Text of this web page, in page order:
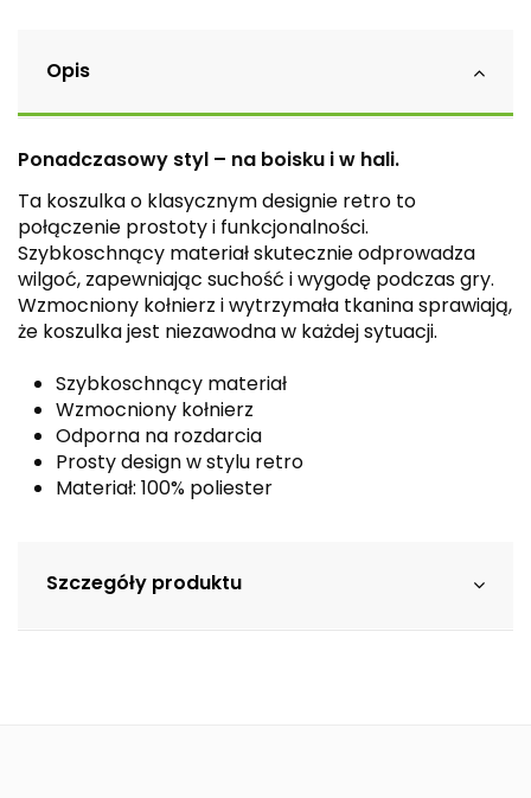
Opis
Ponadczasowy styl – na boisku i w hali.
Ta koszulka o klasycznym designie retro to
połączenie prostoty i funkcjonalności.
Szybkoschnący materiał skutecznie odprowadza
wilgoć, zapewniając suchość i wygodę podczas gry.
Wzmocniony kołnierz i wytrzymała tkanina sprawiają,
że koszulka jest niezawodna w każdej sytuacji.
Szybkoschnący materiał
Wzmocniony kołnierz
Odporna na rozdarcia
Prosty design w stylu retro
Materiał: 100% poliester
Szczegóły produktu